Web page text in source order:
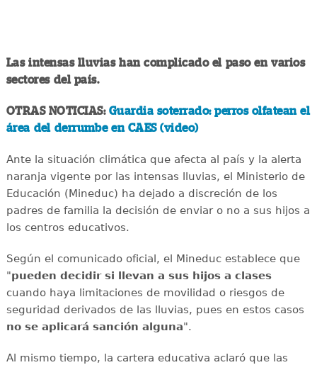
Las intensas lluvias han complicado el paso en varios
sectores del país.
OTRAS NOTICIAS: Guardia soterrado: perros olfatean el
área del derrumbe en CAES (video)
Ante la situación climática que afecta al país y la alerta
naranja vigente por las intensas lluvias, el Ministerio de
Educación (Mineduc) ha dejado a discreción de los
padres de familia la decisión de enviar o no a sus hijos a
los centros educativos.
Según el comunicado oficial, el Mineduc establece que
"pueden decidir si llevan a sus hijos a clases
cuando haya limitaciones de movilidad o riesgos de
seguridad derivados de las lluvias, pues en estos casos
no se aplicará sanción alguna".
Al mismo tiempo, la cartera educativa aclaró que las